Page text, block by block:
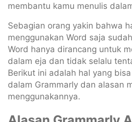
membantu kamu menulis
Sebagian orang yakin bahwa
menggunakan Word saja
Word hanya dirancang untuk
dalam eja dan tidak selalu
Berikut ini adalah hal yang
dalam Grammarly dan alasan
menggunakannya.